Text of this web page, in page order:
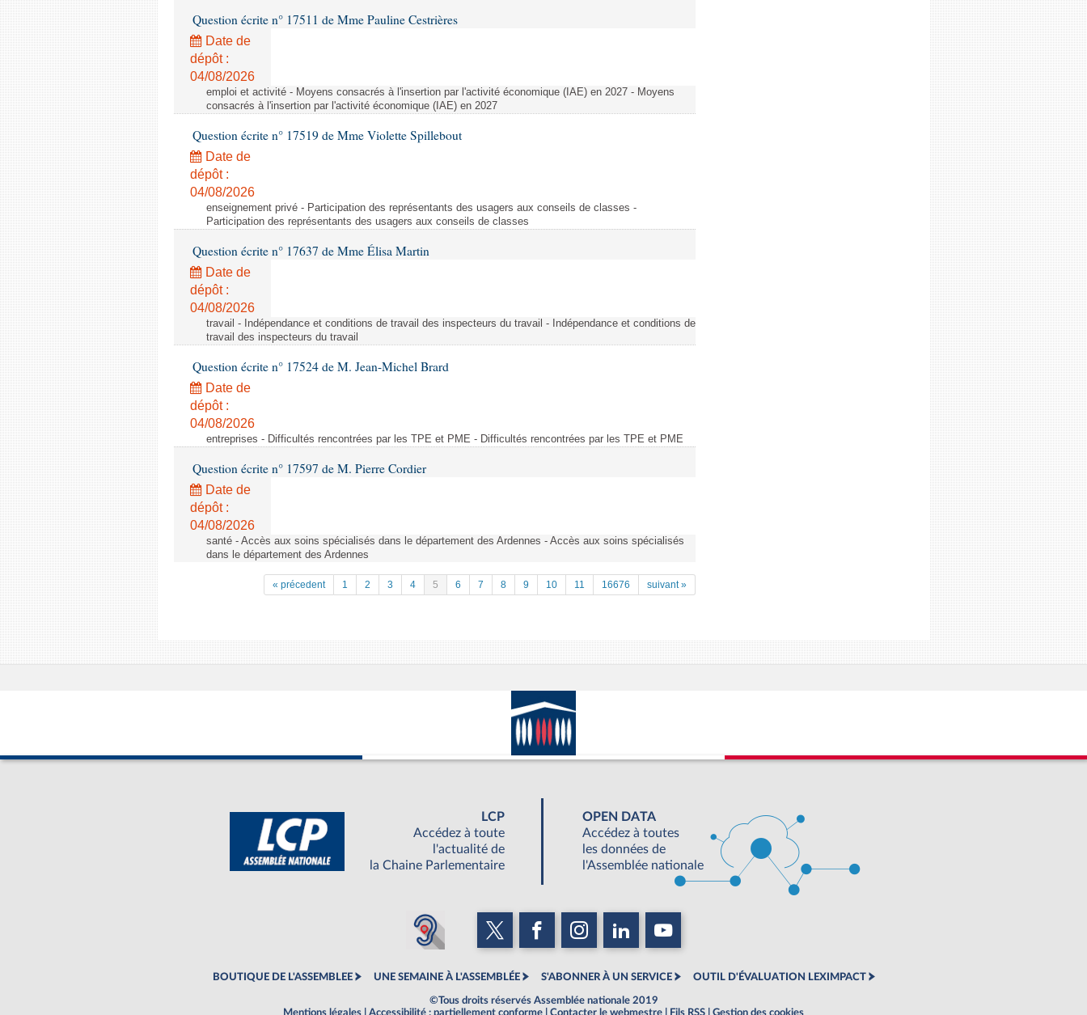
Question écrite n° 17511 de Mme Pauline Cestrières
Date de
dépôt :
04/08/2026
emploi et activité - Moyens consacrés à l'insertion par l'activité économique (IAE) en 2027 - Moyens
consacrés à l'insertion par l'activité économique (IAE) en 2027
Question écrite n° 17519 de Mme Violette Spillebout
Date de
dépôt :
04/08/2026
enseignement privé - Participation des représentants des usagers aux conseils de classes -
Participation des représentants des usagers aux conseils de classes
Question écrite n° 17637 de Mme Élisa Martin
Date de
dépôt :
04/08/2026
travail - Indépendance et conditions de travail des inspecteurs du travail - Indépendance et conditions de
travail des inspecteurs du travail
Question écrite n° 17524 de M. Jean-Michel Brard
Date de
dépôt :
04/08/2026
entreprises - Difficultés rencontrées par les TPE et PME - Difficultés rencontrées par les TPE et PME
Question écrite n° 17597 de M. Pierre Cordier
Date de
dépôt :
04/08/2026
santé - Accès aux soins spécialisés dans le département des Ardennes - Accès aux soins spécialisés
dans le département des Ardennes
« précedent 1 2 3 4 5 6 7 8 9 10 11 16676 suivant »
LCP
Accédez à toute
l'actualité de
la Chaine Parlementaire
OPEN DATA
Accédez à toutes
les données de
l'Assemblée nationale
BOUTIQUE DE L'ASSEMBLEE UNE SEMAINE À L'ASSEMBLÉE S'ABONNER À UN SERVICE OUTIL D'ÉVALUATION LEXIMPACT
©Tous droits réservés Assemblée nationale 2019
Mentions légales
Accessibilité : partiellement conforme Contacter le webmestre Fils RSS Gestion des cookies